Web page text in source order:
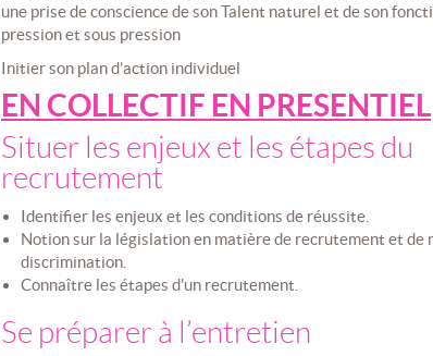
une prise de conscience de son Talent naturel et de son
pression et sous pression
Initier son plan d’action individuel
EN COLLECTIF EN PRESENTIEL
Situer les enjeux et les étapes du
recrutement
Identifier les enjeux et les conditions de réussite.
Notion sur la législation en matière de recrutement et de
discrimination.
Connaître les étapes d'un recrutement.
Se préparer à l’entretien